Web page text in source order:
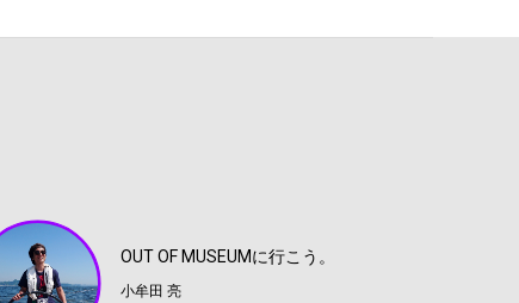
OUT OF MUSEUMに行こう。
小牟田 亮